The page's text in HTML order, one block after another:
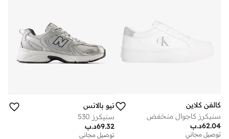
كالفن كلاين
سنيكرز كاجوال منخفض
د.ب62.04
توصيل مجاني
نيو بالانس
سنيكرز 530
د.ب69.32
توصيل مجاني